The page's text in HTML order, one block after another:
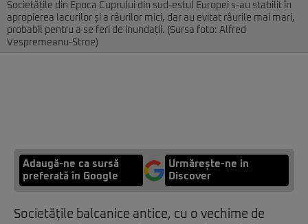
Societățile din Epoca Cuprului din sud-estul Europei s-au stabilit în
apropierea lacurilor și a râurilor mici, dar au evitat râurile mai mari,
probabil pentru a se feri de inundații. (Sursa foto: Alfred
Vespremeanu-Stroe)
Adaugă-ne ca sursă
preferată în Google
Urmărește-ne in
Discover
Societățile balcanice antice, cu o vechime de